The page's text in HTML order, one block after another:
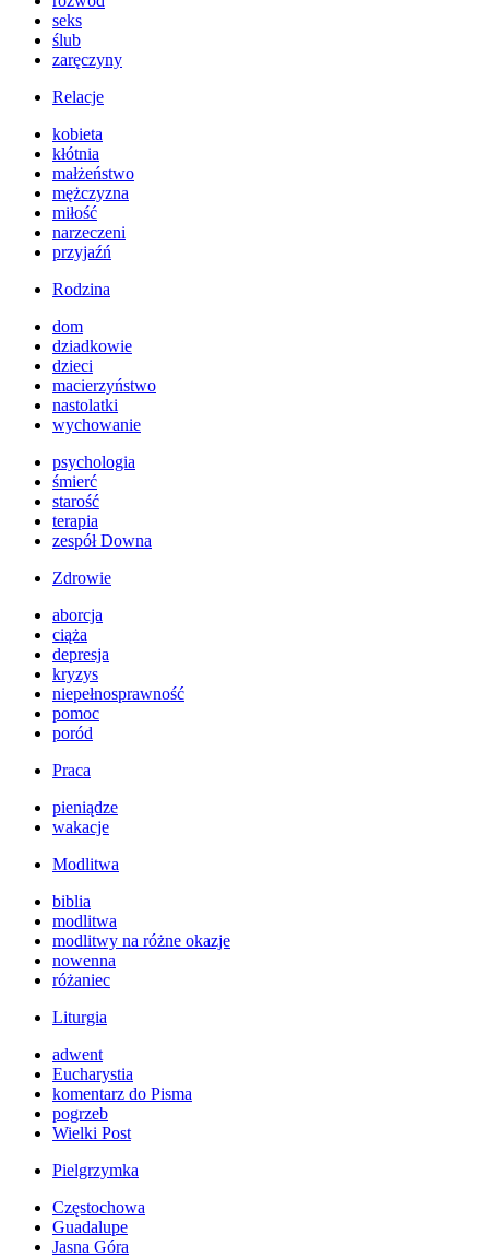
seks
ślub
zaręczyny
Relacje
kobieta
kłótnia
małżeństwo
mężczyzna
miłość
narzeczeni
przyjaźń
Rodzina
dom
dziadkowie
dzieci
macierzyństwo
nastolatki
wychowanie
psychologia
śmierć
starość
terapia
zespół Downa
Zdrowie
aborcja
ciąża
depresja
kryzys
niepełnosprawność
pomoc
poród
Praca
pieniądze
wakacje
Modlitwa
biblia
modlitwa
modlitwy na różne okazje
nowenna
różaniec
Liturgia
adwent
Eucharystia
komentarz do Pisma
pogrzeb
Wielki Post
Pielgrzymka
Częstochowa
Guadalupe
Jasna Góra